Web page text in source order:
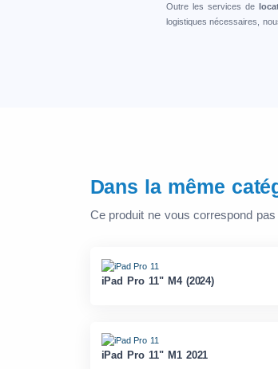
Outre les services de
logistiques nécessaires,
Dans la même
Ce produit ne vous correspond
iPad Pro 11" M4 (2024)
iPad Pro 11" M1 2021